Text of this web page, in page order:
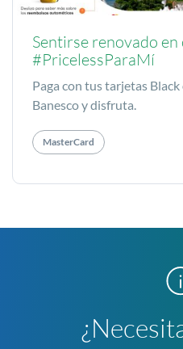
Sentirse renovado en
#PricelessParaMí
Paga con tus tarjetas
Banesco y disfruta.
MasterCard